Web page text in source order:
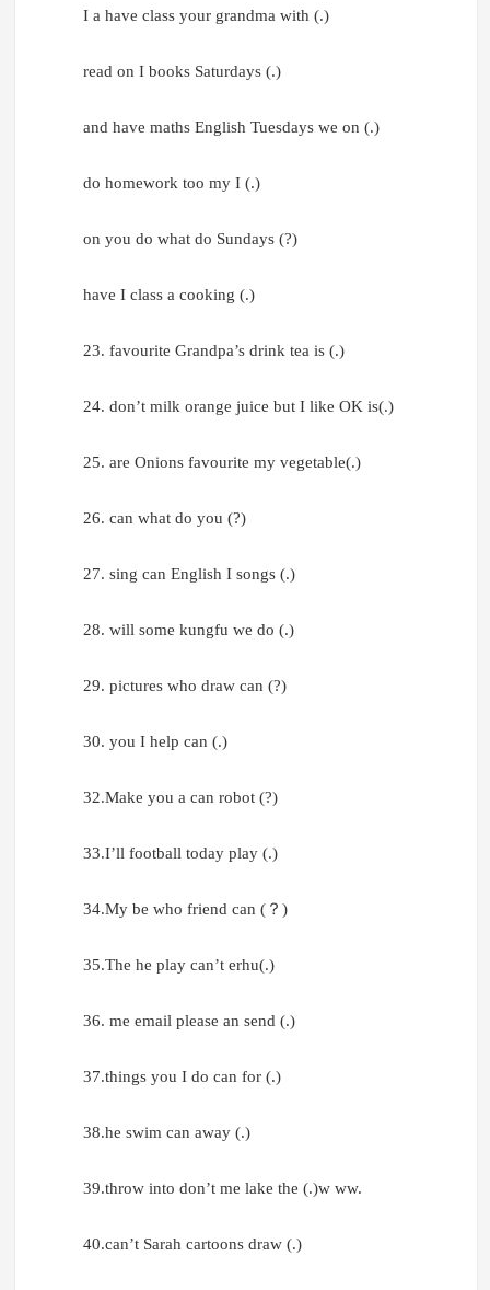
I a have class your grandma with (.)
read on I books Saturdays (.)
and have maths English Tuesdays we on (.)
do homework too my I (.)
on you do what do Sundays (?)
have I class a cooking (.)
23. favourite Grandpa’s drink tea is (.)
24. don’t milk orange juice but I like OK is(.)
25. are Onions favourite my vegetable(.)
26. can what do you (?)
27. sing can English I songs (.)
28. will some kungfu we do (.)
29. pictures who draw can (?)
30. you I help can (.)
32.Make you a can robot (?)
33.I’ll football today play (.)
34.My be who friend can (？)
35.The he play can’t erhu(.)
36. me email please an send (.)
37.things you I do can for (.)
38.he swim can away (.)
39.throw into don’t me lake the (.)w ww.
40.can’t Sarah cartoons draw (.)